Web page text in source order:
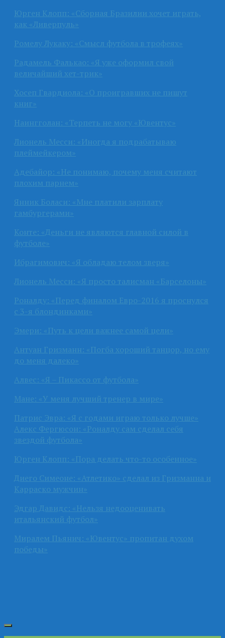
Юрген Клопп: «Сборная Бразилии хочет играть,
как «Ливерпуль»
Ромелу Лукаку: «Смысл футбола в трофеях»
Радамель Фалькао: «Я уже оформил свой
величайший хет-трик»
Хосеп Гвардиола: «О проигравших не пишут
книг»
Наингголан: «Терпеть не могу «Ювентус»
Лионель Месси: «Иногда я подрабатываю
плеймейкером»
Адебайор: «Не понимаю, почему меня считают
плохим парнем»
Янник Боласи: «Мне платили зарплату
гамбургерами»
Конте: «Деньги не являются главной силой в
футболе»
Ибрагимович: «Я обладаю телом зверя»
Лионель Месси: «Я просто талисман «Барселоны»
Роналду: «Перед финалом Евро-2016 я проснулся
с 3-я блондинками»
Эмери: «Путь к цели важнее самой цели»
Антуан Гризманн: «Погба хороший танцор, но ему
до меня далеко»
Алвес: «Я – Пикассо от футбола»
Мане: «У меня лучший тренер в мире»
Патрис Эвра: «Я с годами играю только лучше»
Алекс Фергюсон: «Роналду сам сделал себя
звездой футбола»
Юрген Клопп: «Пора делать что-то особенное»
Диего Симеоне: «Атлетико» сделал из Гризманна и
Карраско мужчин»
Эдгар Давидс: «Нельзя недооценивать
итальянский футбол»
Миралем Пьянич: «Ювентус» пропитан духом
победы»